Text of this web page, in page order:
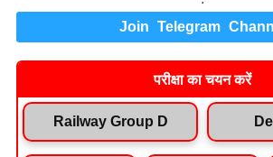
Join Telegram
परीक्षा का चयन करें
Railway Group D